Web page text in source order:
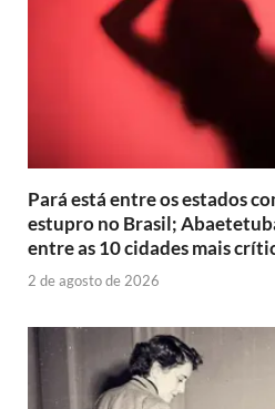
Pará está entre os estados
estupro no Brasil;
entre as 10 cidades mais
2 de agosto de 2026